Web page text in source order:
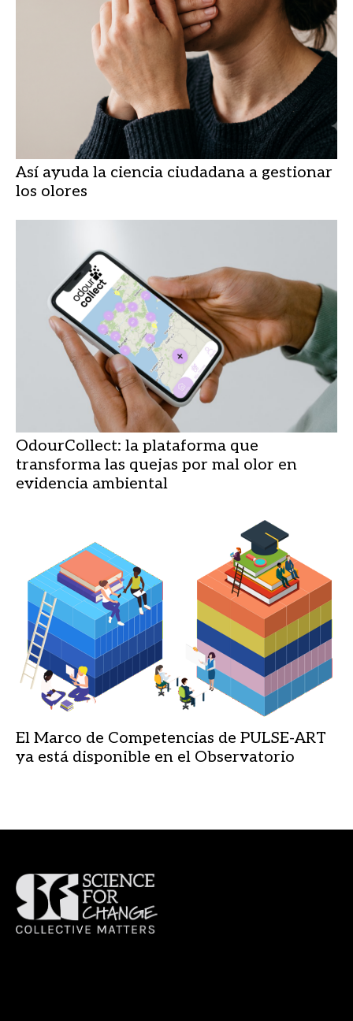
Así ayuda la ciencia ciudadana a gestionar
los olores
OdourCollect: la plataforma que
transforma las quejas por mal olor en
evidencia ambiental
El Marco de Competencias de PULSE-ART
ya está disponible en el Observatorio